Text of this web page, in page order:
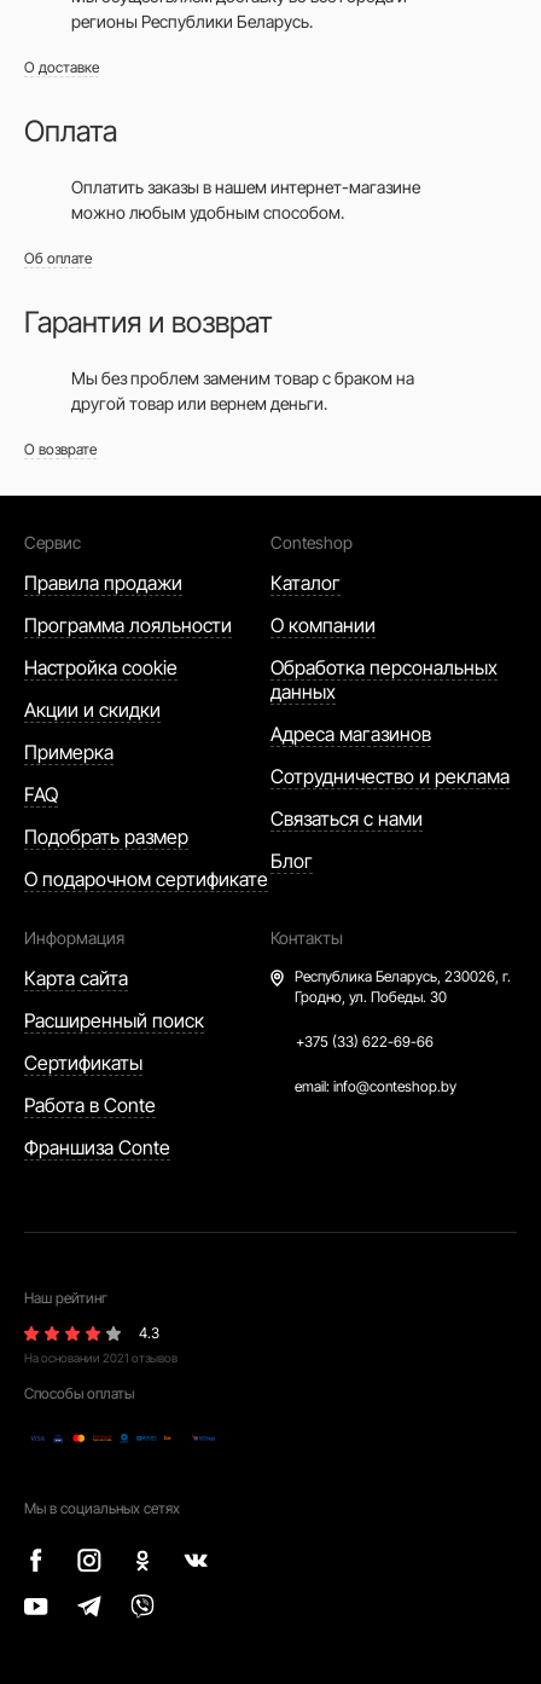
регионы Республики Беларусь.
О доставке
Оплата
Оплатить заказы в нашем интернет-магазине
можно любым удобным способом.
Об оплате
Гарантия и возврат
Мы без проблем заменим товар с браком на
другой товар или вернем деньги.
О возврате
Сервис
Правила продажи
Программа лояльности
Настройка cookie
Акции и скидки
Примерка
FAQ
Подобрать размер
О подарочном сертификате
Conteshop
Каталог
О компании
Обработка персональных
данных
Адреса магазинов
Сотрудничество и реклама
Связаться с нами
Блог
Информация
Карта сайта
Расширенный поиск
Сертификаты
Работа в Conte
Франшиза Conte
Контакты
Республика Беларусь, 230026, г.
Гродно, ул. Победы. 30
+375 (33) 622-69-66
email: info@conteshop.by
Наш рейтинг
4.3
На основании 2021 отзывов
Способы оплаты
Мы в социальных сетях